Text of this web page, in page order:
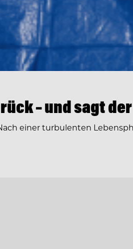
– und sagt
einer turbulenten